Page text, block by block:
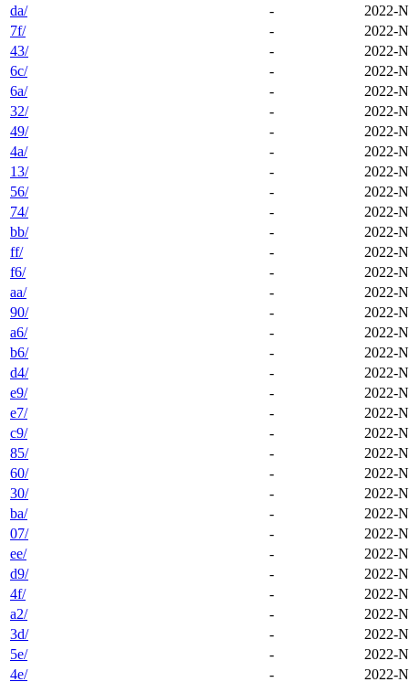
da/
-
2022-
7f/
-
2022-
43/
-
2022-
6c/
-
2022-
6a/
-
2022-
32/
-
2022-
49/
-
2022-
4a/
-
2022-
13/
-
2022-
56/
-
2022-
74/
-
2022-
bb/
-
2022-
ff/
-
2022-
f6/
-
2022-
aa/
-
2022-
90/
-
2022-
a6/
-
2022-
b6/
-
2022-
d4/
-
2022-
e9/
-
2022-
e7/
-
2022-
c9/
-
2022-
85/
-
2022-
60/
-
2022-
30/
-
2022-
ba/
-
2022-
07/
-
2022-
ee/
-
2022-
d9/
-
2022-
4f/
-
2022-
a2/
-
2022-
3d/
-
2022-
5e/
-
2022-
4e/
- 2022-